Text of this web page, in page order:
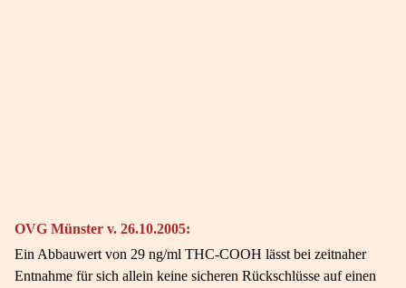
OVG Münster v. 26.10.2005:
Ein Abbauwert von 29 ng/ml THC-COOH lässt bei zeitnaher
Entnahme für sich allein keine sicheren Rückschlüsse auf einen